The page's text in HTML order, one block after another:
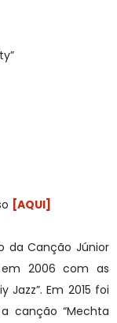
[AQUI]
da Canção Júnior
2006 com as
Jazz”. Em 2015 foi
canção “Mechta